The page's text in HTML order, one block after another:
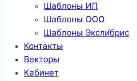
Шаблоны ИП
Шаблоны ООО
Шаблоны Эксли́брис
Контакты
Векторы
Кабинет